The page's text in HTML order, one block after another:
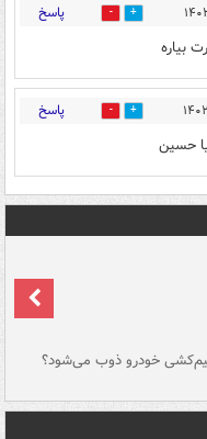
3 پاسخ
بیاره
0 پاسخ
حسین
خودرو ذوب می‌شود؟